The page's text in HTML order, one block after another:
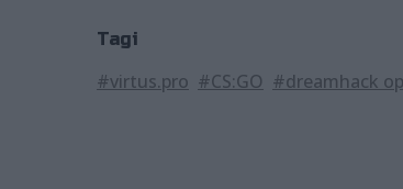
Tagi
#virtus.pro #CS:GO #dreamhack